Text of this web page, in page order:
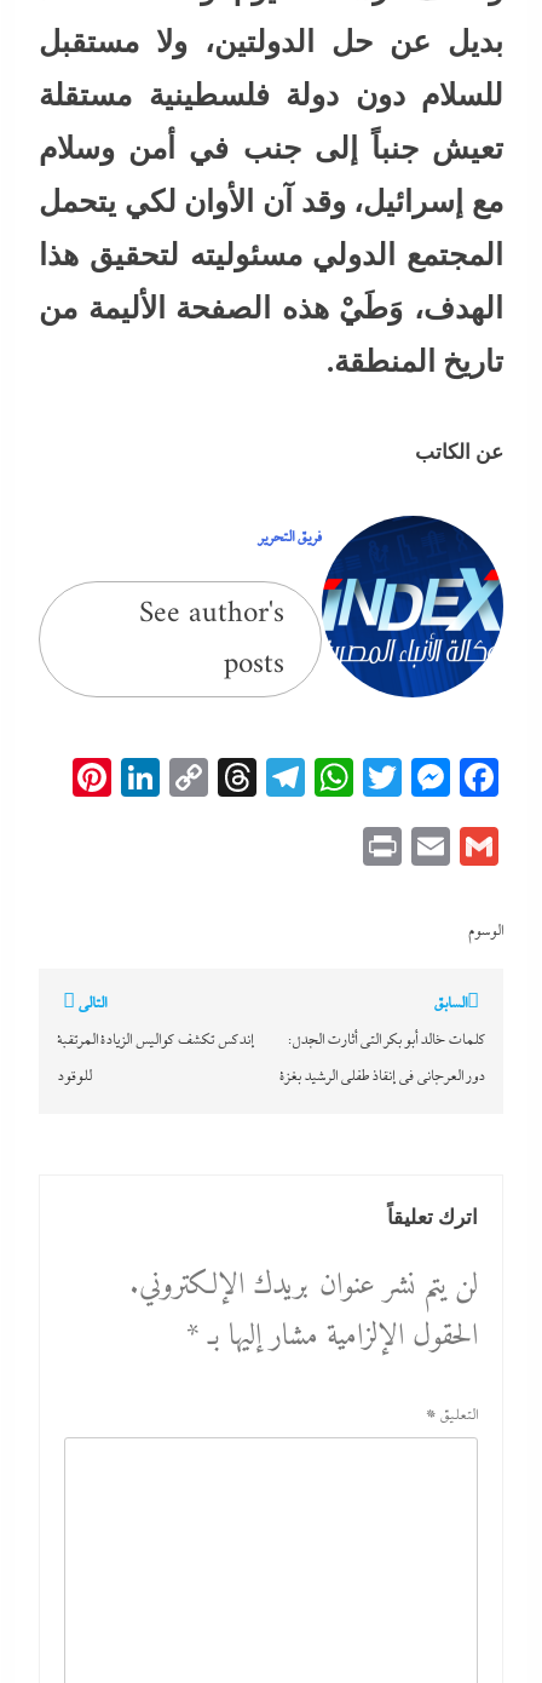
بديل عن حل الدولتين، ولا مستقبل
للسلام دون دولة فلسطينية مستقلة
تعيش جنباً إلى جنب في أمن وسلام
مع إسرائيل، وقد آن الأوان لكي يتحمل
المجتمع الدولي مسئوليته لتحقيق هذا
الهدف، وَطَيْ هذه الصفحة الأليمة من
تاريخ المنطقة.
عن الكاتب
فريق التحرير
See author's
posts
Facebook
Messenger
Twitter
WhatsApp
Telegram
Threads
Copy
Gmail
Email
الوسوم
تصفّح
المقالات
السابق
كلمات خالد أبو بكر التى أثارت الجدل:
دور العرجاني في إنقاذ طفلى الرشيد بغزة
التالي
إندكس تكشف كواليس الزيادة المرتقبة
للوقود
اترك تعليقاً
لن يتم نشر عنوان بريدك الإلكتروني.
الحقول الإلزامية مشار إليها بـ*
التعليق *